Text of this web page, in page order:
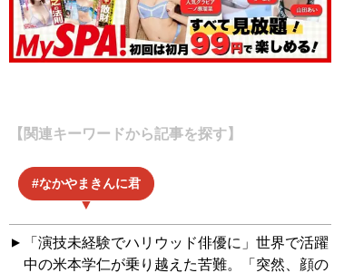
【関連キーワードから記事を探す】
なかやまきんに君
「演技未経験でハリウッド俳優に」世界で活躍
中の米本学仁が乗り越えた苦難。「突然、顔の